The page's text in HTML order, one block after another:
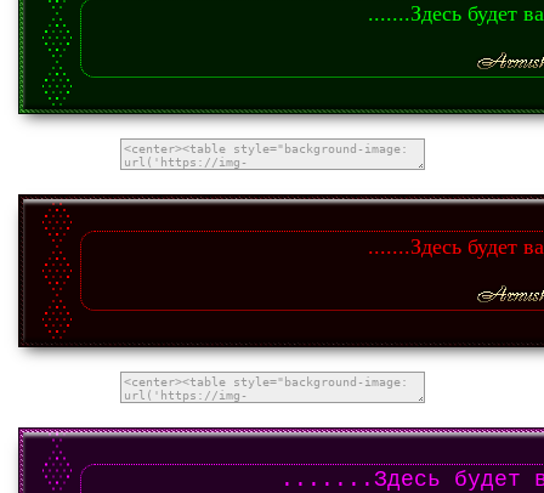
.......Здесь будет
.......Здесь будет
.......Здесь будет